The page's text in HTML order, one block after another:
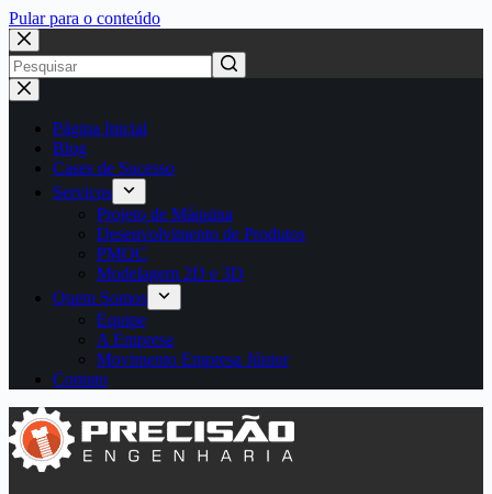
Pular para o conteúdo
Página Inicial
Blog
Cases de Sucesso
Serviços
Projeto de Máquina
Desenvolvimento de Produtos
PMOC
Modelagem 2D e 3D
Quem Somos
Equipe
A Empresa
Movimento Empresa Júnior
Contato